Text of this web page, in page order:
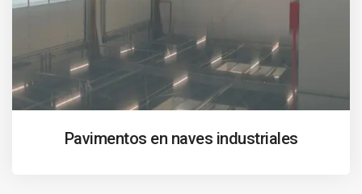
Pavimentos en naves industriales